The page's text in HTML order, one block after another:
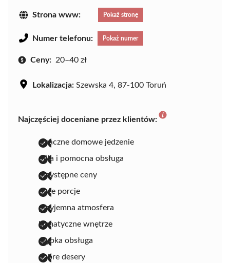
Strona www: Pokaż stronę
Numer telefonu: Pokaż numer
Ceny: 20–40 zł
Lokalizacja: Szewska 4, 87-100 Toruń
Najczęściej doceniane przez klientów:
smaczne domowe jedzenie
miła i pomocna obsługa
przystępne ceny
duże porcje
przyjemna atmosfera
klimatyczne wnętrze
szybka obsługa
dobre desery